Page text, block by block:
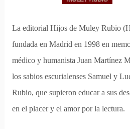
La editorial Hijos de Muley Rubio
fundada en Madrid en 1998 en
médico y humanista Juan Martínez
los sabios escurialenses Samuel y
Rubio, que supieron educar a sus
en el placer y el amor por la lectura.